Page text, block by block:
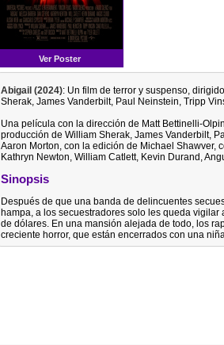
Ver Poster
Abigail (2024): Un film de terror y suspenso,
Sherak, James Vanderbilt, Paul Neinstein, Tripp
Una película con la dirección de Matt Bettinelli-
producción de William Sherak, James Vanderbilt,
Aaron Morton, con la edición de Michael Shawver,
Kathryn Newton, William Catlett, Kevin Durand,
Sinopsis
Después de que una banda de delincuentes
hampa, a los secuestradores solo les queda
de dólares. En una mansión alejada de todo, los
creciente horror, que están encerrados con una